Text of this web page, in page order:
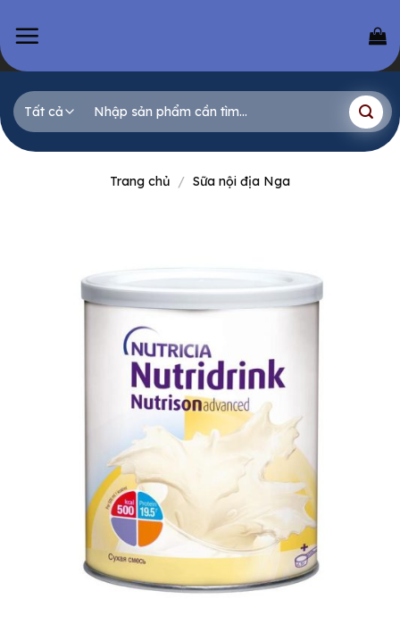
content
kiếm:
Trang chủ / Sữa nội địa Nga